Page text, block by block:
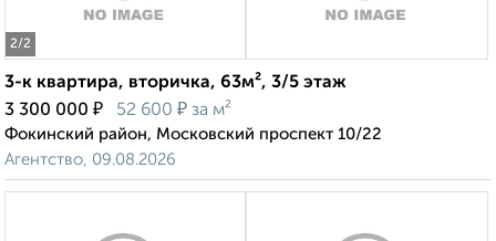
2/2
3-к квартира, вторичка, 63м², 3/5 этаж
3 300 000 ₽ 52 600 ₽ за м²
Фокинский район, Московский проспект 10/22
Агентство, 09.08.2026